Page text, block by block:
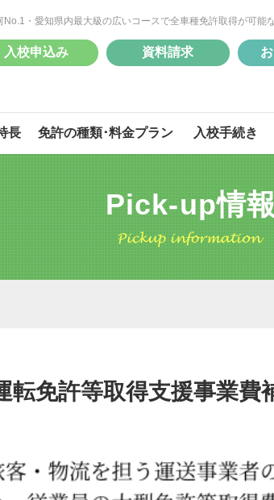
No.1・愛知県内最大級の広いコースで全車種免許取得が可能
入校申込み 資料請求
長 免許の種類･料金プラン
準中型
入校手続き
準中型
Pick-up情報
転免許等取得支援事業費